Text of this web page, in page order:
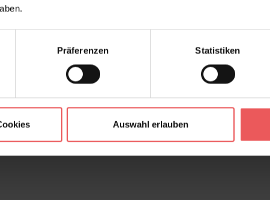
Präferenzen Statistiken
Auswahl erlauben